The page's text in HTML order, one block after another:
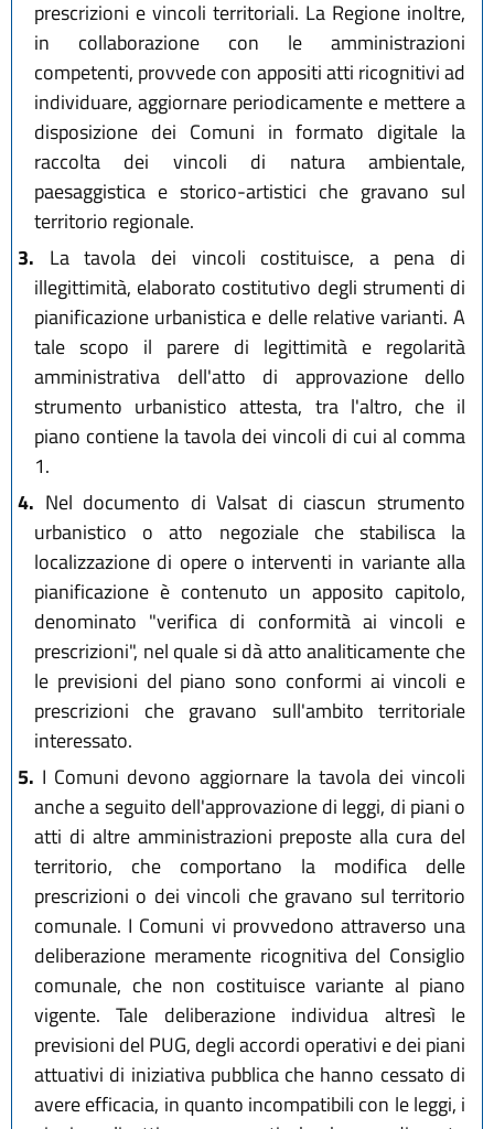
prescrizioni e vincoli territoriali. La Regione inoltre,
in collaborazione con le amministrazioni
competenti, provvede con appositi atti ricognitivi ad
individuare, aggiornare periodicamente e mettere a
disposizione dei Comuni in formato digitale la
raccolta dei vincoli di natura ambientale,
paesaggistica e storico-artistici che gravano sul
territorio regionale.
3. La tavola dei vincoli costituisce, a pena di
illegittimità, elaborato costitutivo degli strumenti di
pianificazione urbanistica e delle relative varianti. A
tale scopo il parere di legittimità e regolarità
amministrativa dell'atto di approvazione dello
strumento urbanistico attesta, tra l'altro, che il
piano contiene la tavola dei vincoli di cui al comma
1.
4. Nel documento di Valsat di ciascun strumento
urbanistico o atto negoziale che stabilisca la
localizzazione di opere o interventi in variante alla
pianificazione è contenuto un apposito capitolo,
denominato "verifica di conformità ai vincoli e
prescrizioni", nel quale si dà atto analiticamente che
le previsioni del piano sono conformi ai vincoli e
prescrizioni che gravano sull'ambito territoriale
interessato.
5. I Comuni devono aggiornare la tavola dei vincoli
anche a seguito dell'approvazione di leggi, di piani o
atti di altre amministrazioni preposte alla cura del
territorio, che comportano la modifica delle
prescrizioni o dei vincoli che gravano sul territorio
comunale. I Comuni vi provvedono attraverso una
deliberazione meramente ricognitiva del Consiglio
comunale, che non costituisce variante al piano
vigente. Tale deliberazione individua altresì le
previsioni del PUG, degli accordi operativi e dei piani
attuativi di iniziativa pubblica che hanno cessato di
avere efficacia, in quanto incompatibili con le leggi, i